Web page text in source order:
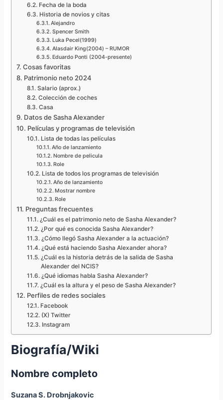
Fecha de la boda
Historia de novios y citas
Alejandro
Spencer Smith
Luka Pecel(1999)
Alasdair King(2004) – RUMOR
Eduardo Ponti (2004-presente)
Cosas favoritas
Patrimonio neto 2024
Salario (aprox.)
Colección de coches
Casa
Datos de Sasha Alexander
Películas y programas de televisión
Lista de todas las películas
Año de lanzamiento
Nombre de pelicula
Role
Lista de todos los programas de televisión
Año de lanzamiento
Mostrar nombre
Role
Preguntas frecuentes
¿Cuál es el patrimonio neto de Sasha Alexander?
¿Por qué es conocida Sasha Alexander?
¿Cómo llegó Sasha Alexander a la actuación?
¿Qué está haciendo Sasha Alexander ahora?
¿Cuál es la historia detrás de la salida de Sasha
Alexander del NCIS?
¿Qué idiomas habla Sasha Alexander?
¿Cuál es la altura y el peso de Sasha Alexander?
Perfiles de redes sociales
Facebook
(X) Twitter
Instagram
Biografía/Wiki
Nombre completo
Suzana S. Drobnjakovic